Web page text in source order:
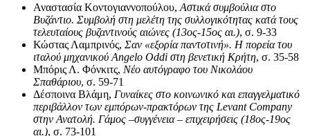
Αναστασία Κοντογιαννοπούλου, Αστικά συμβούλια στο
Βυζάντιο. Συμβολή στη μελέτη της συλλογικότητας κατά τους
τελευταίους βυζαντινούς αιώνες (13ος-15ος αι.), σ. 9-33
Κώστας Λαμπρινός, Σαν «εξορία παντοτινή». Η πορεία του
ιταλού μηχανικού Angelo Oddi στη βενετική Κρήτη, σ. 35-58
Μπόρις Λ. Φόνκιτς, Νέο αυτόγραφο του Νικολάου
Σπαθάριου, σ. 59-71
Δέσποινα Βλάμη, Γυναίκες στο κοινωνικό και επαγγελματικό
περιβάλλον των εμπόρων-πρακτόρων της Levant Company
στην Ανατολή. Γάμος –συγγένεια– επιχειρήσεις (18ος-19ος
αι.), σ. 73-101